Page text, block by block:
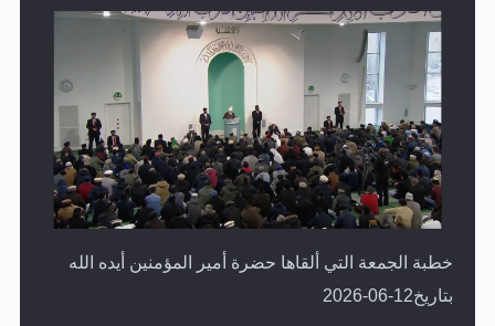
خطبة الجمعة التي ألقاها حضرة أمير المؤمنين أيده الله